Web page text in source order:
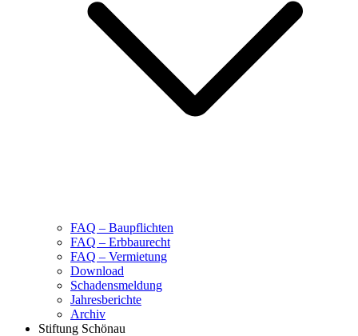
FAQ – Baupflichten
FAQ – Erbbaurecht
FAQ – Vermietung
Download
Schadensmeldung
Jahresberichte
Archiv
Stiftung Schönau